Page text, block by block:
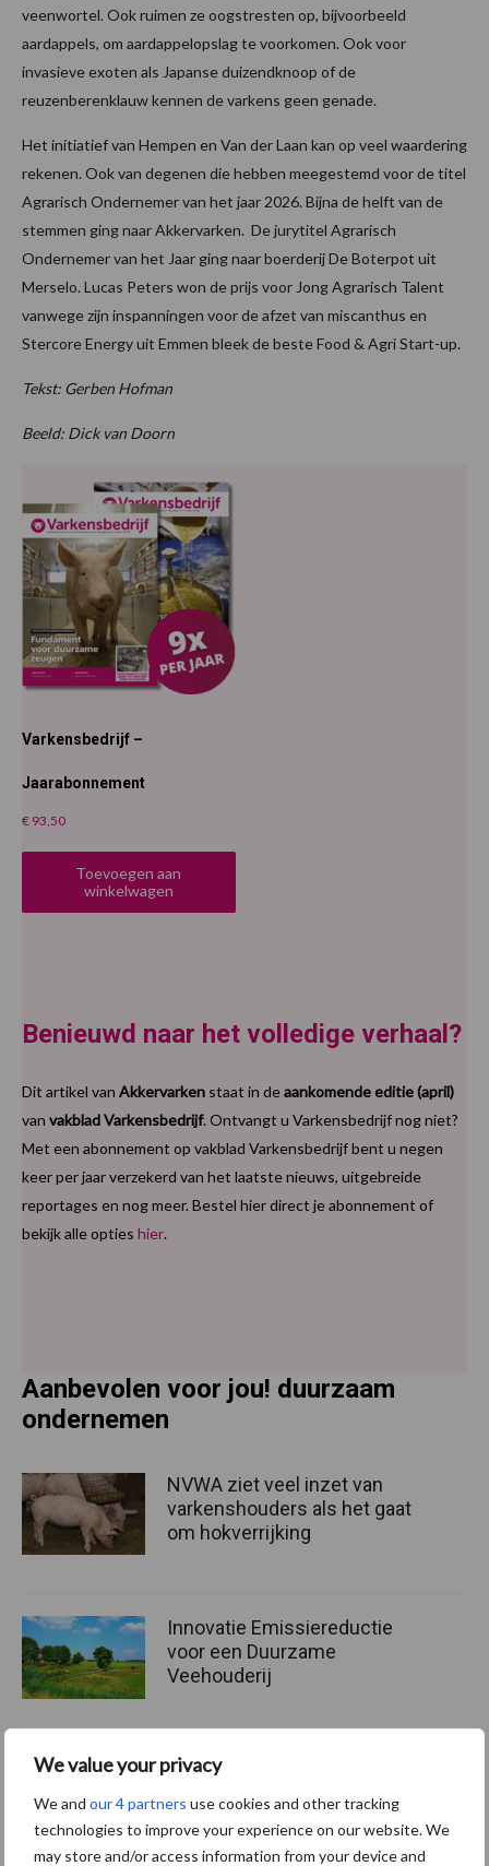
We value your privacy
We and our 4 partners use cookies and other tracking
technologies to improve your experience on our website. We
may store and/or access information from your device and
veenwortel. Ook ruimen ze oogstresten op, bijvoorbeeld
aardappels, om aardappelopslag te voorkomen. Ook voor
invasieve exoten als Japanse duizendknoop of de
reuzenberenklauw kennen de varkens geen genade.
Het initiatief van Hempen en Van der Laan kan op veel waardering
rekenen. Ook van degenen die hebben meegestemd voor de titel
Agrarisch Ondernemer van het jaar 2026. Bijna de helft van de
stemmen ging naar Akkervarken. De jurytitel Agrarisch
Ondernemer van het Jaar ging naar boerderij De Boterpot uit
Merselo. Lucas Peters won de prijs voor Jong Agrarisch Talent
vanwege zijn inspanningen voor de afzet van miscanthus en
Stercore Energy uit Emmen bleek de beste Food & Agri Start-up.
Tekst: Gerben Hofman
Beeld: Dick van Doorn
Varkensbedrijf –
Jaarabonnement
€ 93,50
Toevoegen aan
winkelwagen
Benieuwd naar het volledige verhaal?
Dit artikel van Akkervarken staat in deaankomende editie (april)
van vakblad Varkensbedrijf. Ontvangt u Varkensbedrijf nog niet?
Met een abonnement op vakblad Varkensbedrijf bent u negen
keer per jaar verzekerd van het laatste nieuws, uitgebreide
reportages en nog meer. Bestel hier direct je abonnement of
bekijk alle opties hier.
Aanbevolen voor jou! duurzaam
ondernemen
NVWA ziet veel inzet van
varkenshouders als het gaat
om hokverrijking
Innovatie Emissiereductie
voor een Duurzame
Veehouderij
Het Beste Idee Van
Varkensland 2026: de
ideeënbus is geopend